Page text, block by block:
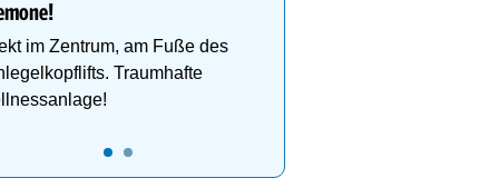
im Zentrum, am Fuße des
Traumhafte